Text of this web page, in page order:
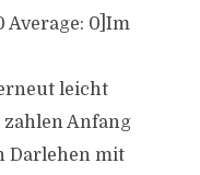
Average: 0]Im
leicht
Anfang
Darlehen mit